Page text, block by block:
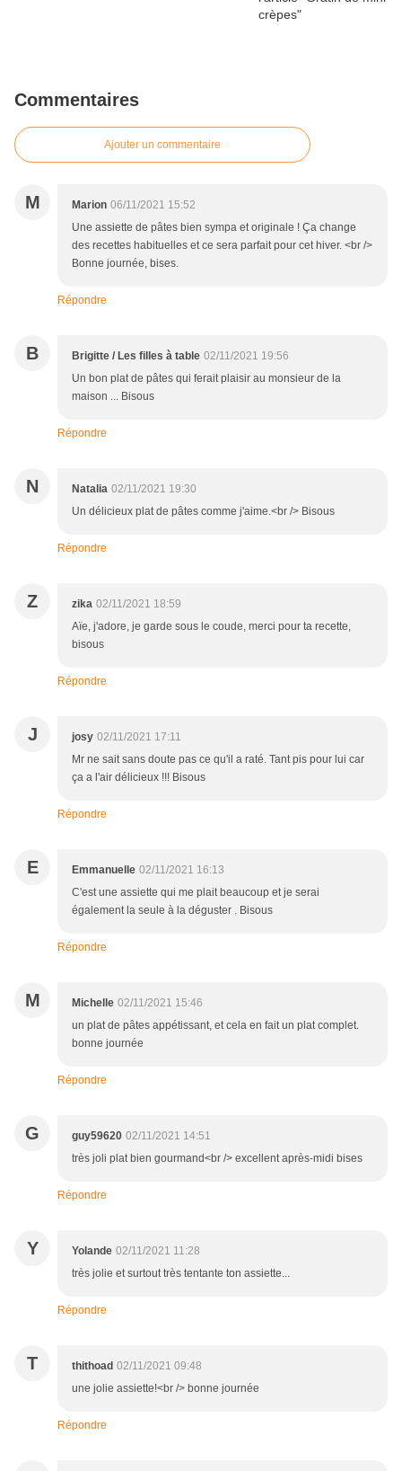
Commentaires
Ajouter un commentaire
M Marion 06/11/2021 15:52
Une assiette de pâtes bien sympa et originale ! Ça change
des recettes habituelles et ce sera parfait pour cet hiver. <br />
Bonne journée, bises.
Répondre
B Brigitte / Les filles à table 02/11/2021 19:56
Un bon plat de pâtes qui ferait plaisir au monsieur de la
maison ... Bisous
Répondre
N Natalia 02/11/2021 19:30
Un délicieux plat de pâtes comme j'aime.<br /> Bisous
Répondre
Z zika 02/11/2021 18:59
Aïe, j'adore, je garde sous le coude, merci pour ta recette,
bisous
Répondre
J josy 02/11/2021 17:11
Mr ne sait sans doute pas ce qu'il a raté. Tant pis pour lui car
ça a l'air délicieux !!! Bisous
Répondre
E Emmanuelle 02/11/2021 16:13
C'est une assiette qui me plait beaucoup et je serai
également la seule à la déguster . Bisous
Répondre
M Michelle 02/11/2021 15:46
un plat de pâtes appétissant, et cela en fait un plat complet.
bonne journée
Répondre
G guy59620 02/11/2021 14:51
très joli plat bien gourmand<br /> excellent après-midi bises
Répondre
Y Yolande 02/11/2021 11:28
très jolie et surtout très tentante ton assiette...
Répondre
T thithoad 02/11/2021 09:48
une jolie assiette!<br /> bonne journée
Répondre